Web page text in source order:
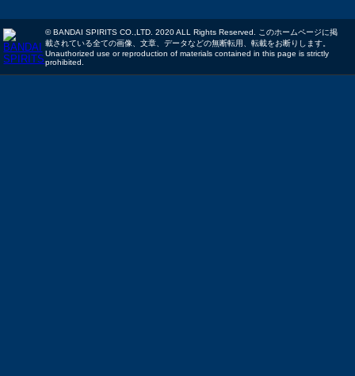
© BANDAI SPIRITS CO.,LTD. 2020 ALL Rights Reserved. このホームページに掲
載されている全ての画像、文章、データなどの無断転用、転載をお断りします。
Unauthorized use or reproduction of materials contained in this page is strictly
prohibited.